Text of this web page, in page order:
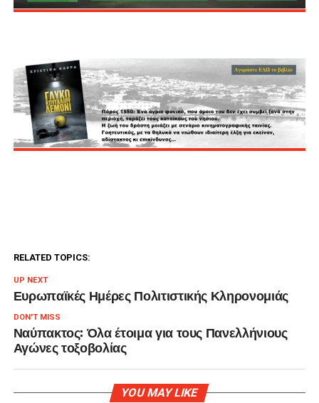
RELATED TOPICS:
UP NEXT
Ευρωπαϊκές Ημέρες Πολιτιστικής Κληρονομιάς
DON'T MISS
Ναύπακτος: Όλα έτοιμα για τους Πανελλήνιους
Αγώνες τοξοβολίας
YOU MAY LIKE